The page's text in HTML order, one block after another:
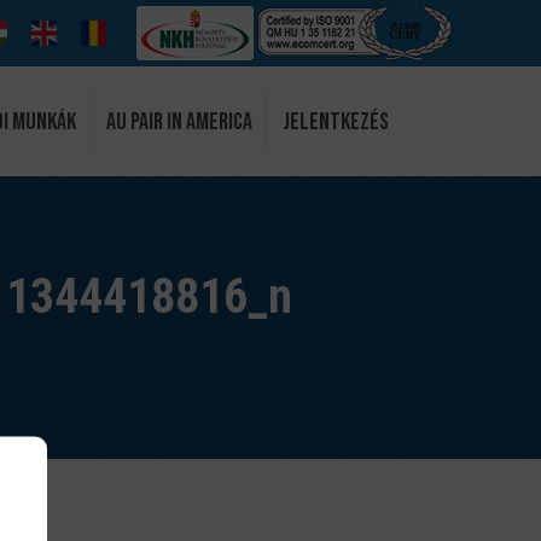
Au Pair in America Jelentkezés